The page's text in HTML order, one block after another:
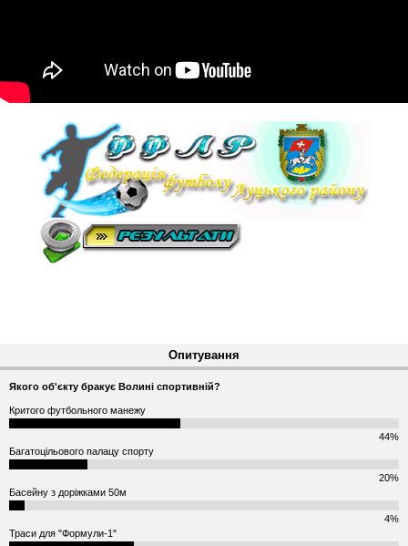
Опитування
Якого об'єкту бракує Волині спортивній?
Критого футбольного манежу
44%
Багатоцільового палацу спорту
20%
Басейну з доріжками 50м
4%
Траси для "Формули-1"